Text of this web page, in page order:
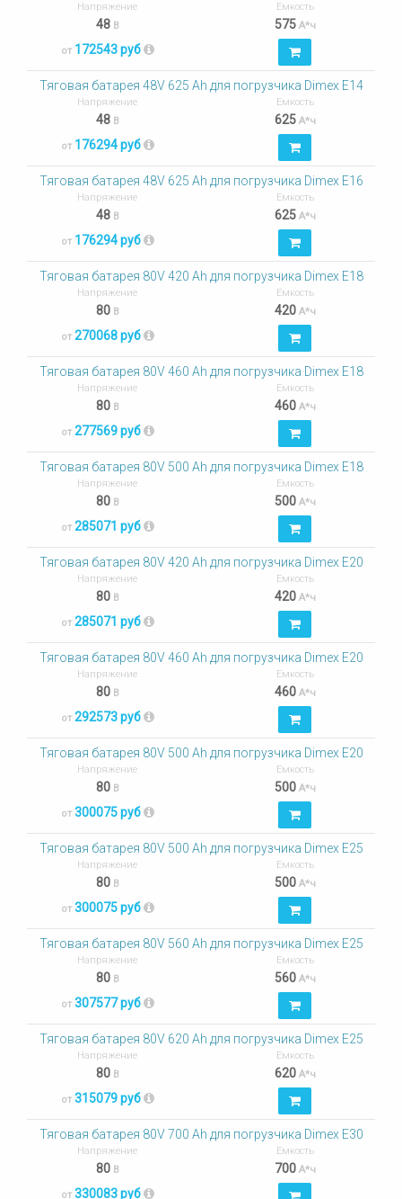
Напряжение
48В
Емкость
575А*ч
от172543 руб
Тяговая батарея 48V 625 Ah для погрузчика Dimex E14
Напряжение
48В
Емкость
625А*ч
от176294 руб
Тяговая батарея 48V 625 Ah для погрузчика Dimex E16
Напряжение
48В
Емкость
625А*ч
от176294 руб
Тяговая батарея 80V 420 Ah для погрузчика Dimex E18
Напряжение
80В
Емкость
420А*ч
от270068 руб
Тяговая батарея 80V 460 Ah для погрузчика Dimex E18
Напряжение
80В
Емкость
460А*ч
от277569 руб
Тяговая батарея 80V 500 Ah для погрузчика Dimex E18
Напряжение
80В
Емкость
500А*ч
от285071 руб
Тяговая батарея 80V 420 Ah для погрузчика Dimex E20
Напряжение
80В
Емкость
420А*ч
от285071 руб
Тяговая батарея 80V 460 Ah для погрузчика Dimex E20
Напряжение
80В
Емкость
460А*ч
от292573 руб
Тяговая батарея 80V 500 Ah для погрузчика Dimex E20
Напряжение
80В
Емкость
500А*ч
от300075 руб
Тяговая батарея 80V 500 Ah для погрузчика Dimex E25
Напряжение
80В
Емкость
500А*ч
от300075 руб
Тяговая батарея 80V 560 Ah для погрузчика Dimex E25
Напряжение
80В
Емкость
560А*ч
от307577 руб
Тяговая батарея 80V 620 Ah для погрузчика Dimex E25
Напряжение
80В
Емкость
620А*ч
от315079 руб
Тяговая батарея 80V 700 Ah для погрузчика Dimex E30
Напряжение
80В
Емкость
700А*ч
от330083 руб